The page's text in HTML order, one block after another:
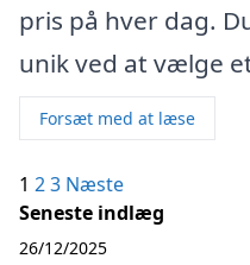
pris på hver dag.
unik ved at vælge
Forsæt med at læse
Indlægsinddeling
1 23 Næste
Seneste indlæg
26/12/2025